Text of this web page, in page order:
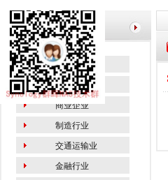
栏目导航
教育行业
政府机关
商业企业
制造行业
交通运输业
金融行业